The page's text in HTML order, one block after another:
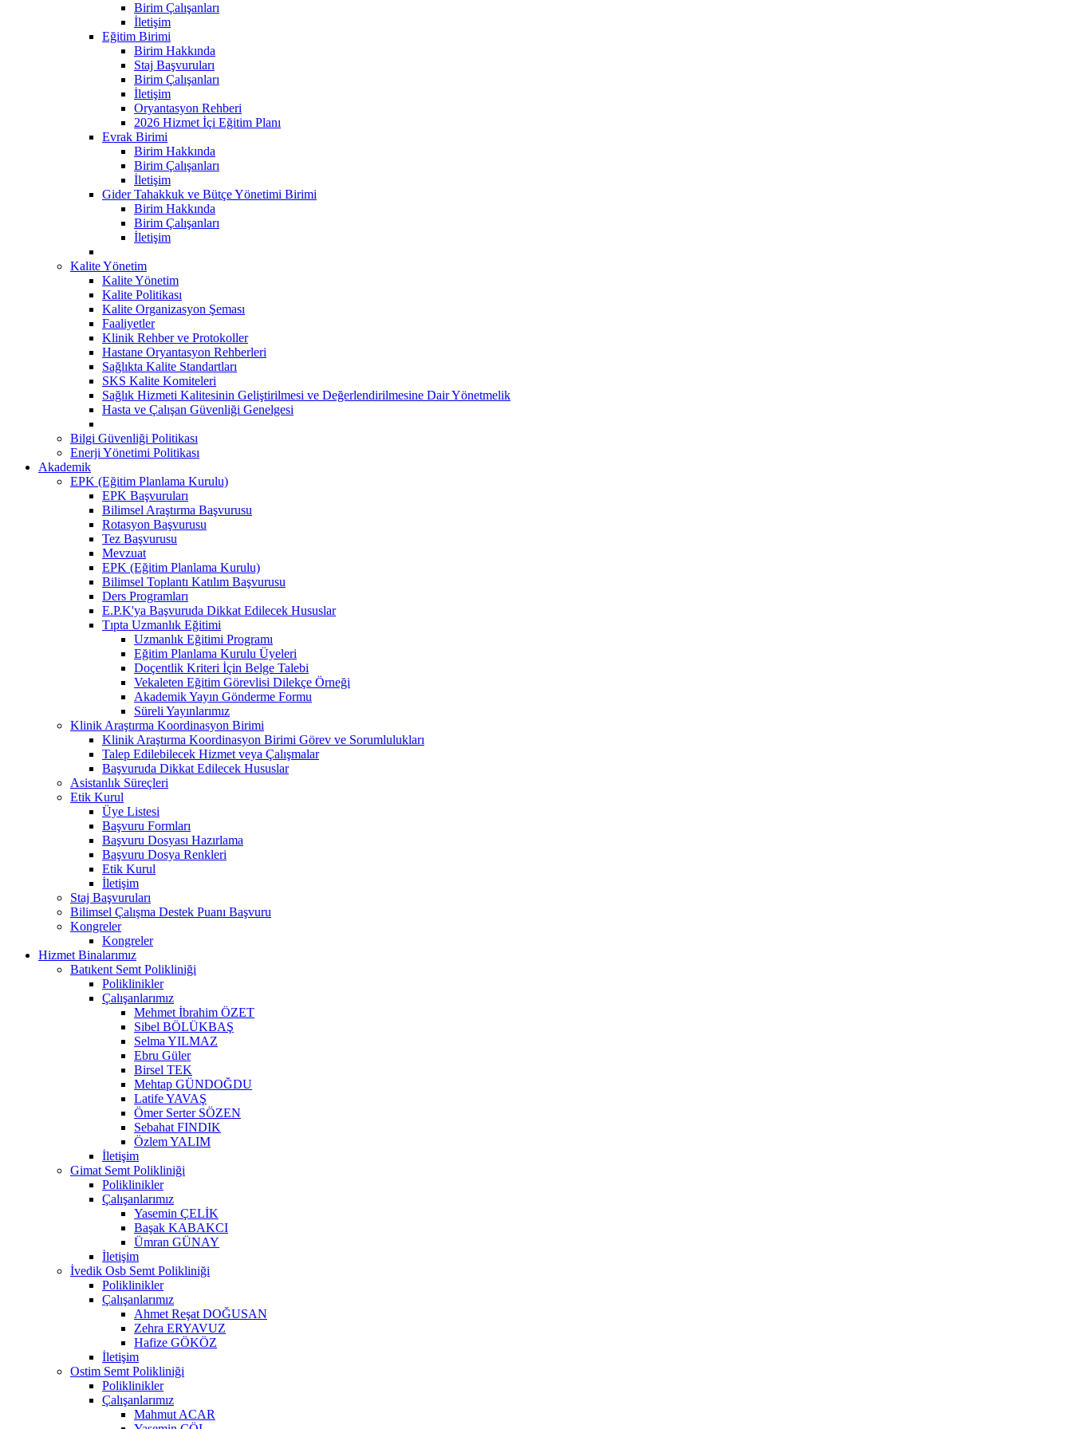
Birim Çalışanları
İletişim
Eğitim Birimi
Birim Hakkında
Staj Başvuruları
Birim Çalışanları
İletişim
Oryantasyon Rehberi
2026 Hizmet İçi Eğitim Planı
Evrak Birimi
Birim Hakkında
Birim Çalışanları
İletişim
Gider Tahakkuk ve Bütçe Yönetimi Birimi
Birim Hakkında
Birim Çalışanları
İletişim
Kalite Yönetim
Kalite Yönetim
Kalite Politikası
Kalite Organizasyon Şeması
Faaliyetler
Klinik Rehber ve Protokoller
Hastane Oryantasyon Rehberleri
Sağlıkta Kalite Standartları
SKS Kalite Komiteleri
Sağlık Hizmeti Kalitesinin Geliştirilmesi ve Değerlendirilmesine Dair Yönetmelik
Hasta ve Çalışan Güvenliği Genelgesi
Bilgi Güvenliği Politikası
Enerji Yönetimi Politikası
Akademik
EPK (Eğitim Planlama Kurulu)
EPK Başvuruları
Bilimsel Araştırma Başvurusu
Rotasyon Başvurusu
Tez Başvurusu
Mevzuat
EPK (Eğitim Planlama Kurulu)
Bilimsel Toplantı Katılım Başvurusu
Ders Programları
E.P.K'ya Başvuruda Dikkat Edilecek Hususlar
Tıpta Uzmanlık Eğitimi
Uzmanlık Eğitimi Programı
Eğitim Planlama Kurulu Üyeleri
Doçentlik Kriteri İçin Belge Talebi
Vekaleten Eğitim Görevlisi Dilekçe Örneği
Akademik Yayın Gönderme Formu
Süreli Yayınlarımız
Klinik Araştırma Koordinasyon Birimi
Klinik Araştırma Koordinasyon Birimi Görev ve Sorumlulukları
Talep Edilebilecek Hizmet veya Çalışmalar
Başvuruda Dikkat Edilecek Hususlar
Asistanlık Süreçleri
Etik Kurul
Üye Listesi
Başvuru Formları
Başvuru Dosyası Hazırlama
Başvuru Dosya Renkleri
Etik Kurul
İletişim
Staj Başvuruları
Bilimsel Çalışma Destek Puanı Başvuru
Kongreler
Kongreler
Hizmet Binalarımız
Batıkent Semt Polikliniği
Poliklinikler
Çalışanlarımız
Mehmet İbrahim ÖZET
Sibel BÖLÜKBAŞ
Selma YILMAZ
Ebru Güler
Birsel TEK
Mehtap GÜNDOĞDU
Latife YAVAŞ
Ömer Serter SÖZEN
Sebahat FINDIK
Özlem YALIM
İletişim
Gimat Semt Polikliniği
Poliklinikler
Çalışanlarımız
Yasemin ÇELİK
Başak KABAKCI
Ümran GÜNAY
İletişim
İvedik Osb Semt Polikliniği
Poliklinikler
Çalışanlarımız
Ahmet Reşat DOĞUSAN
Zehra ERYAVUZ
Hafize GÖKÖZ
İletişim
Ostim Semt Polikliniği
Poliklinikler
Çalışanlarımız
Mahmut ACAR